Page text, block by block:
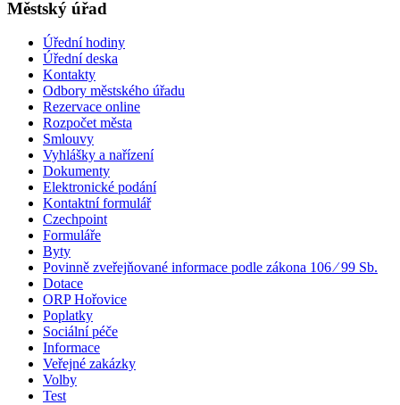
Městský úřad
Úřední hodiny
Úřední deska
Kontakty
Odbory městského úřadu
Rezervace online
Rozpočet města
Smlouvy
Vyhlášky a nařízení
Dokumenty
Elektronické podání
Kontaktní formulář
Czechpoint
Formuláře
Byty
Povinně zveřejňované informace podle zákona 106 ⁄ 99 Sb.
Dotace
ORP Hořovice
Poplatky
Sociální péče
Informace
Veřejné zakázky
Volby
Test